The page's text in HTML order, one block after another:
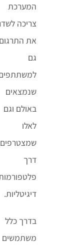
המערכת
צריכה
את התרגום
גם
שנמצאים
באולם וגם
לאלו
שמצטרפים
דרך
דיגיטליות.
בדרך כלל
משתמשים